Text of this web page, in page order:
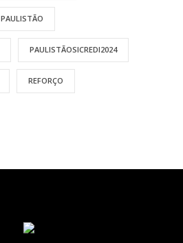
PAULISTÃO
PAULISTÃOSICREDI2024
REFORÇO